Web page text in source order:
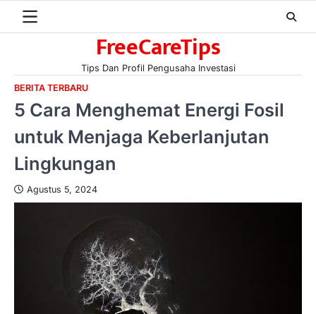
FreeCareTips
Tips Dan Profil Pengusaha Investasi
BERITA TERBARU
5 Cara Menghemat Energi Fosil
untuk Menjaga Keberlanjutan
Lingkungan
Agustus 5, 2024